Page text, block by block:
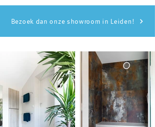
Bezoek dan onze showroom in Leiden!